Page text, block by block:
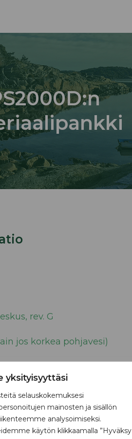
yksityisyyttäsi
selauskokemuksesi
mainosten ja sisällön
analysoimiseksi.
käytön klikkaamalla ”Hyväksy
rev. G
jos korkea pohjavesi)